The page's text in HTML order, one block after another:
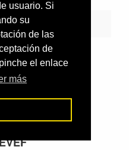
usuario. Si
su
de las
de
el enlace
más